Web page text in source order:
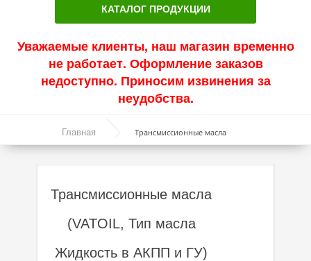
КАТАЛОГ ПРОДУКЦИИ
Актуальные продукты
Акции
Синтетические масла
Минеральные масла
Масло с молибденом
Линейка масел Molygen
Уважаемые клиенты, наш магазин временно
не работает. Оформление заказов
недоступно. Приносим извинения за
неудобства.
Главная Трансмиссионные масла
Трансмиссионные масла
(VATOIL, Тип масла
Жидкость в АКПП и ГУ)